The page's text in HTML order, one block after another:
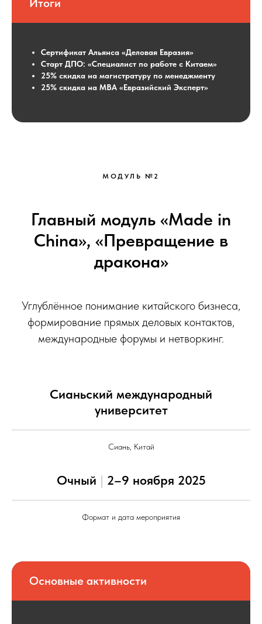
Сертификат Альянса «Деловая Евразия»
Старт ДПО: «Специалист по работе с Китаем»
25% скидка на магистратуру по менеджменту
25% скидка на MBA «Евразийский Эксперт»
МОДУЛЬ №2
Главный модуль «Made in
China», «Превращение в
дракона»
Углублённое понимание китайского бизнеса,
формирование прямых деловых контактов,
международные форумы и нетворкинг.
Сианьский международный
университет
Сиань, Китай
Очный | 2–9 ноября 2025
Формат и дата мероприятия
Основные активности